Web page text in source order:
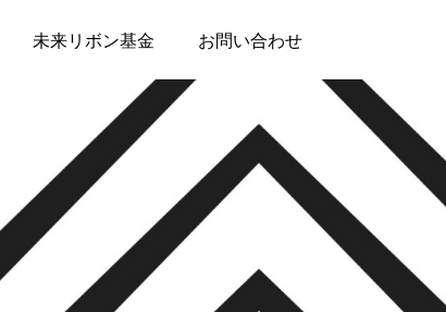
未来リボン基金 お問い合わせ